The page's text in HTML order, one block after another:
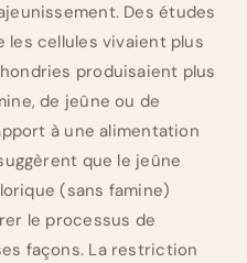
Des études
cellules vivaient plus
produisaient plus
de jeûne ou de
à une alimentation
que le jeûne
(sans famine)
le processus de
façons. La restriction